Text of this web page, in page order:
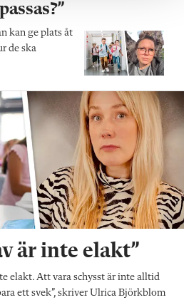
kan ge plats åt
de ska
är inte elakt”
elakt. Att vara schysst är inte alltid
ett svek”, skriver Ulrica Björkblom